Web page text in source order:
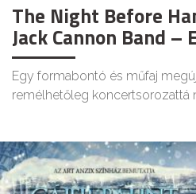
The Night Before
Jack Cannon Band –
Egy formabontó és műfaj
remélhetőleg koncertsorozattá